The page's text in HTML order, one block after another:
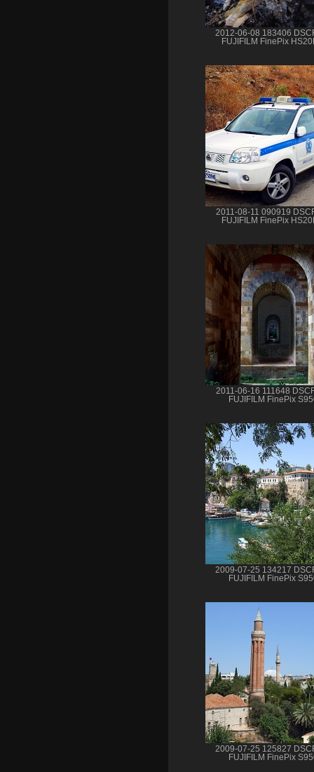
2012-06-08 183406
FUJIFILM FinePix
2011-08-11 090919
FUJIFILM FinePix
2011-06-16 111648
FUJIFILM FinePix
2009-07-25 134217
FUJIFILM FinePix
2009-07-25 125827
FUJIFILM FinePix